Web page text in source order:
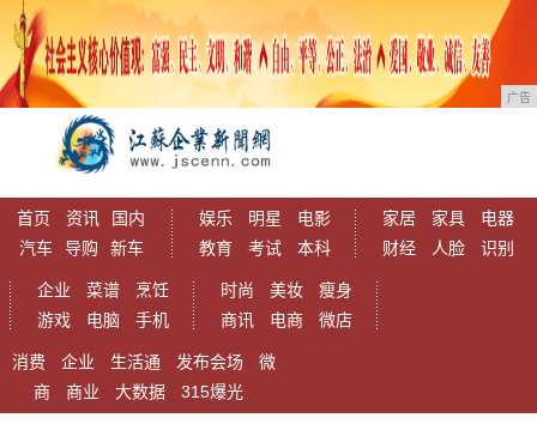
广告
首页 资讯
国内
汽车
导购 新车
娱乐 明星
电影
教育
考试 本科
家居 家具
电器
财经
人脸 识别
企业 菜谱
烹饪
游戏
电脑 手机
时尚 美妆
瘦身
商讯
电商 微店
消费 企业 生活通 发布会场
微
商
商业 大数据 315爆光